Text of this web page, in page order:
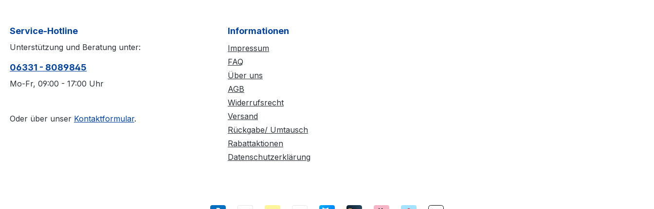
Service-Hotline
Unterstützung und Beratung unter:
06331 - 8089845
Mo-Fr, 09:00 - 17:00 Uhr
Oder über unser Kontaktformular.
Informationen
Impressum
FAQ
Über uns
AGB
Widerrufsrecht
Versand
Rückgabe/ Umtausch
Rabattaktionen
Datenschutzerklärung